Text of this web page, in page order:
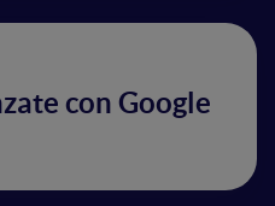
con Google